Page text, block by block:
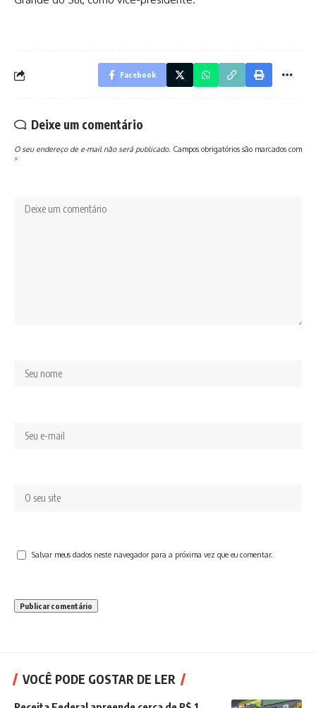
Facebook
Deixe um comentário
O seu endereço de e-mail não será publicado. Campos obrigatórios são marcados com
*
Salvar meus dados neste navegador para a próxima vez que eu comentar.
VOCÊ PODE GOSTAR DE LER